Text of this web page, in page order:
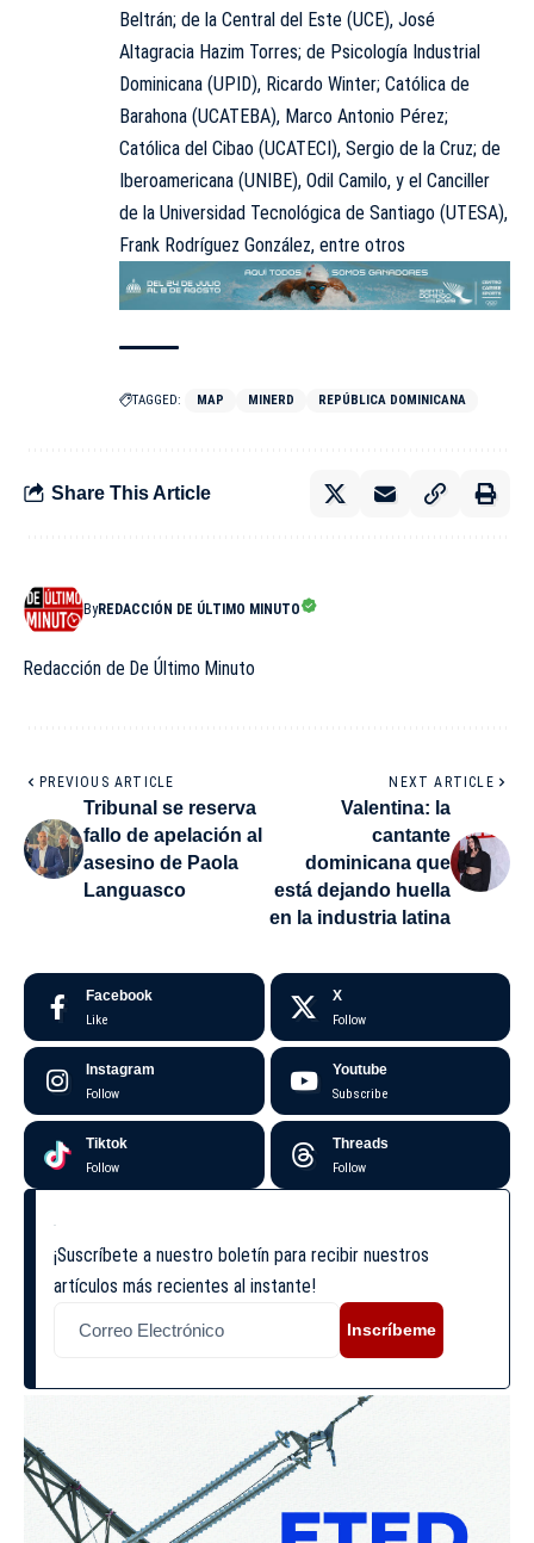
Beltrán; de la Central del Este (UCE), José
Altagracia Hazim Torres; de Psicología Industrial
Dominicana (UPID), Ricardo Winter; Católica de
Barahona (UCATEBA), Marco Antonio Pérez;
Católica del Cibao (UCATECI), Sergio de la Cruz; de
Iberoamericana (UNIBE), Odil Camilo, y el Canciller
de la Universidad Tecnológica de Santiago (UTESA),
Frank Rodríguez González, entre otros
TAGGED: MAP MINERD REPÚBLICA DOMINICANA
Share This Article
ByREDACCIÓN DE ÚLTIMO MINUTO
Redacción de De Último Minuto
PREVIOUS ARTICLE
Tribunal se reserva
fallo de apelación al
asesino de Paola
Languasco
NEXT ARTICLE
Valentina: la
cantante
dominicana que
está dejando huella
en la industria latina
Facebook
Like
X
Follow
Instagram
Follow
Youtube
Subscribe
Tiktok
Follow
Threads
Follow
¡Suscríbete a nuestro boletín para recibir nuestros
artículos más recientes al instante!
Inscríbeme